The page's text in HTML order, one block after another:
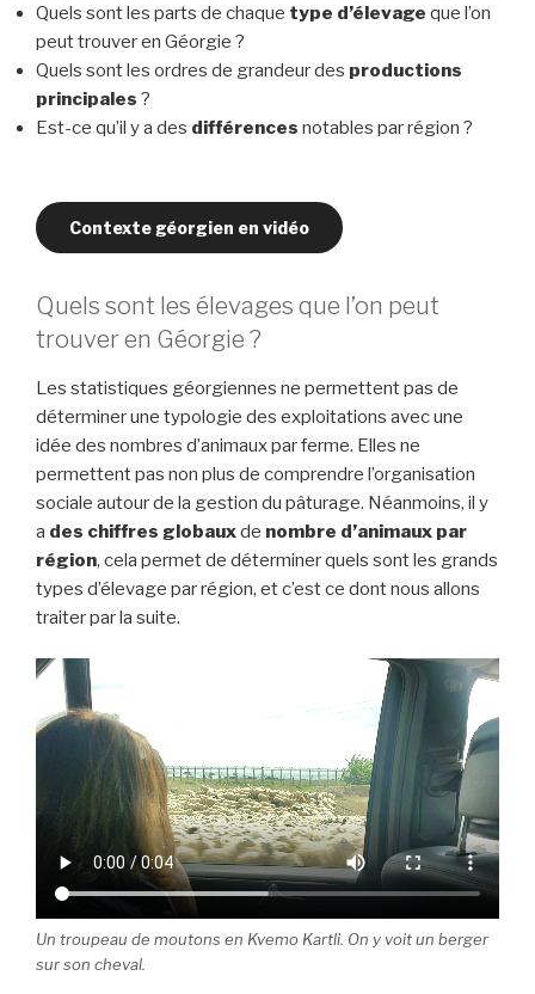
Quels sont les parts de chaque type d’élevage que l’on
peut trouver en Géorgie ?
Quels sont les ordres de grandeur des productions
principales ?
Est-ce qu’il y a des différences notables par région ?
Contexte géorgien en vidéo
Quels sont les élevages que l’on peut
trouver en Géorgie ?
Les statistiques géorgiennes ne permettent pas de
déterminer une typologie des exploitations avec une
idée des nombres d’animaux par ferme. Elles ne
permettent pas non plus de comprendre l’organisation
sociale autour de la gestion du pâturage. Néanmoins, il y
a des chiffres globauxde nombre d’animaux par
région, cela permet de déterminer quels sont les grands
types d’élevage par région, et c’est ce dont nous allons
traiter par la suite.
Un troupeau de moutons en Kvemo Kartli. On y voit un berger
sur son cheval.